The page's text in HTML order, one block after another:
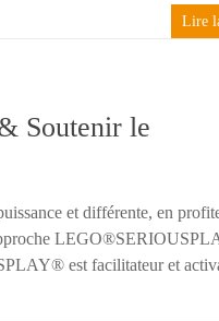
Lire
Soutenir le
et différente, en
est facilitateur et